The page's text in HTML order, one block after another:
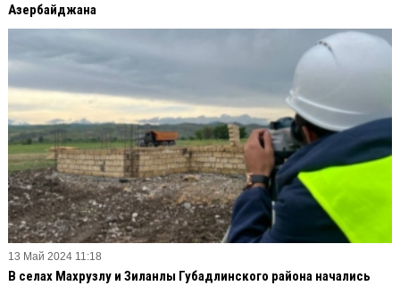
Азербайджана
13 Май 2024 11:18
В селах Махрузлу и Зиланлы Губадлинского района начались